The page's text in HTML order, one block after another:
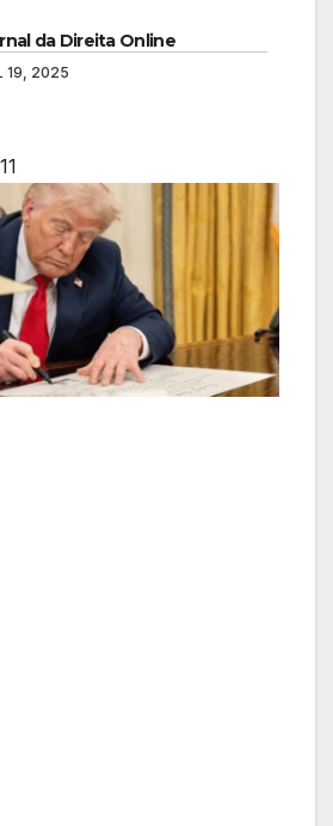
da Direita Online
19, 2025